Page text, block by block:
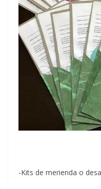
-Kits de merienda o